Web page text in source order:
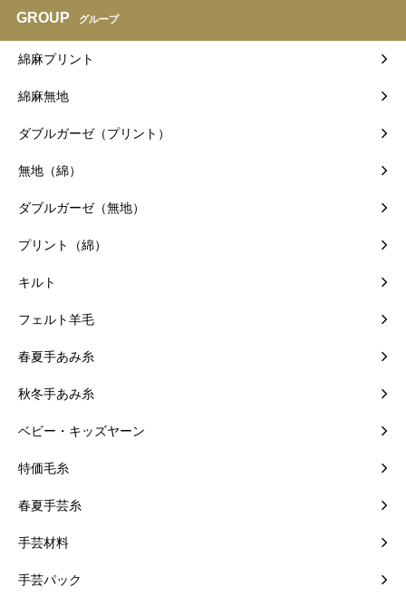
GROUP グループ
綿麻プリント
綿麻無地
ダブルガーゼ（プリント）
無地（綿）
ダブルガーゼ（無地）
プリント（綿）
キルト
フェルト羊毛
春夏手あみ糸
秋冬手あみ糸
ベビー・キッズヤーン
特価毛糸
春夏手芸糸
手芸材料
手芸パック